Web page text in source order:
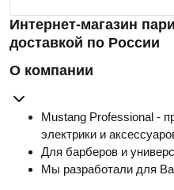
Интернет-магазин
доставкой по России
О компании
Mustang Professional -
электрики и
Для барберов и
Мы разработали для